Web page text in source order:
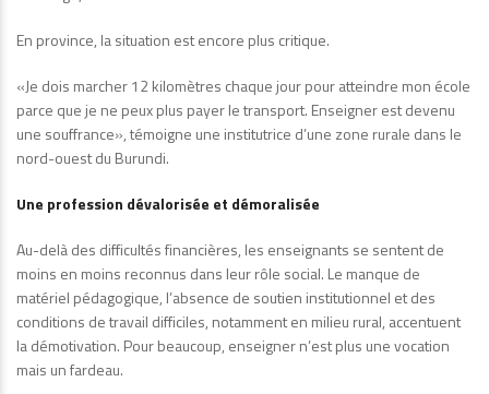
En province, la situation est encore plus critique.
«Je dois marcher 12 kilomètres chaque jour pour atteindre mon école
parce que je ne peux plus payer le transport. Enseigner est devenu
une souffrance», témoigne une institutrice d’une zone rurale dans le
nord-ouest du Burundi.
Une profession dévalorisée et démoralisée
Au-delà des difficultés financières, les enseignants se sentent de
moins en moins reconnus dans leur rôle social. Le manque de
matériel pédagogique, l’absence de soutien institutionnel et des
conditions de travail difficiles, notamment en milieu rural, accentuent
la démotivation. Pour beaucoup, enseigner n’est plus une vocation
mais un fardeau.